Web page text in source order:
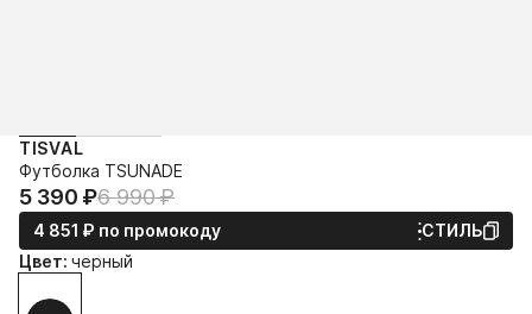
TISVAL
Футболка TSUNADE
5 390⁠ ⁠₽6 990⁠ ⁠₽
4 851⁠ ⁠₽ по промокоду
СТИЛЬ
Цвет: черный